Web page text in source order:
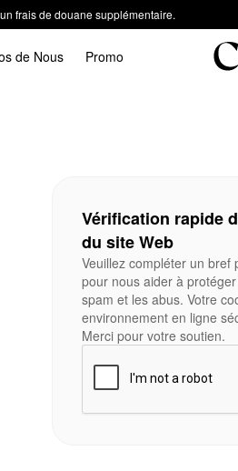
frais de douane supplémentaire.
de Nous Promo
Vérification rapide
du site Web
Veuillez compléter un bref
pour nous aider à
spam et les abus. Votre
environnement en ligne
Merci pour votre soutien.